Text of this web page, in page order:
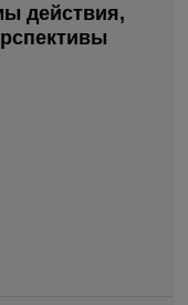
действия,